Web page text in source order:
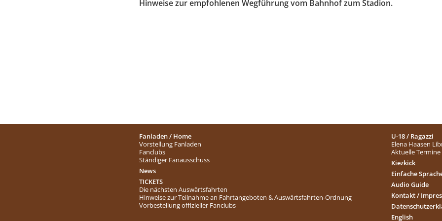
Hinweise zur empfohlenen Wegführung vom Bahnhof zum Stadion.
Fanladen / Home
Vorstellung Fanladen
Fanclubs
Ständiger Fanausschuss
News
TICKETS
Die nächsten Auswärtsfahrten
Hinweise zur Teilnahme an Fahrtangeboten & Auswärtsfahrten-Ordnung
Vorbestellung offizieller Fanclubs
U-18 / Ragazzi
Elena Haasen
Aktuelle Termine
Kiezkick
Einfache
Audio Guide
Kontakt /
English